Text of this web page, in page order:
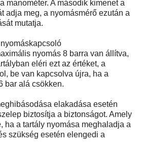
manométer. A második kimenet a
adja meg, a nyomásmérő ezután a
mutatja.
nyomás 8 barra van állítva,
eléri ezt az értéket, a
be van kapcsolva újra, ha a
bar alá csökken.
elakadása esetén
biztosítja a biztonságot. Amely
ha a tartály nyomása meghaladja a
szükség esetén elengedi a